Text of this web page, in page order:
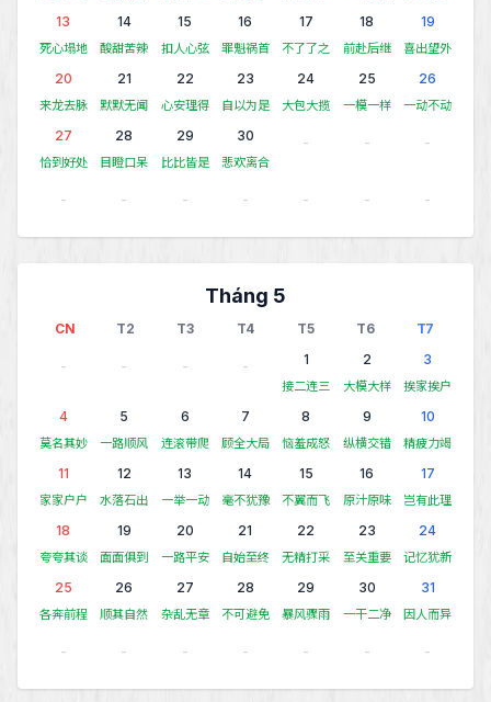
13
死心塌地
14
酸甜苦辣
15
扣人心弦
16
罪魁祸首
17
不了了之
18
前赴后继
19
喜出望外
20
来龙去脉
21
默默无闻
22
心安理得
23
自以为是
24
大包大揽
25
一模一样
26
一动不动
27
恰到好处
28
目瞪口呆
29
比比皆是
30
悲欢离合
- - -
- - - - - - -
Tháng 5
CN T2 T3 T4 T5 T6 T7
- - - - 1
接二连三
2
大模大样
3
挨家挨户
4
莫名其妙
5
一路顺风
6
连滚带爬
7
顾全大局
8
恼羞成怒
9
纵横交错
10
精疲力竭
11
家家户户
12
水落石出
13
一举一动
14
毫不犹豫
15
不翼而飞
16
原汁原味
17
岂有此理
18
夸夸其谈
19
面面俱到
20
一路平安
21
自始至终
22
无精打采
23
至关重要
24
记忆犹新
25
各奔前程
26
顺其自然
27
杂乱无章
28
不可避免
29
暴风骤雨
30
一干二净
31
因人而异
- - - - - - -